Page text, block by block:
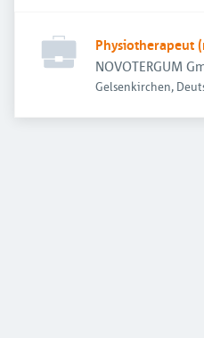
Physiotherapeut
NOVOTERGUM
Gelsenkirchen,